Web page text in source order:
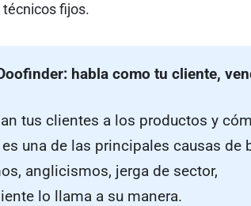
fijos.
habla como tu cliente,
tus clientes a los productos y
una de las principales causas de
anglicismos, jerga de sector,
lo llama a su manera.